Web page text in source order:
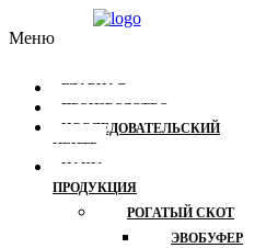
Меню
ГЛАВНАЯ
ПРОИЗВОДСТВО
ИССЛЕДОВАТЕЛЬСКИЙ
ЦЕНТР
НАША
ПРОДУКЦИЯ
РОГАТЫЙ СКОТ
ЭВОБУФЕР